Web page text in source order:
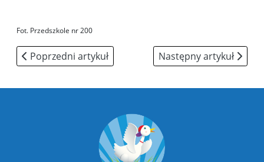
Fot. Przedszkole nr 200
Poprzedni artykuł: Dzień otwarty
Poprzedni artykuł Następny artykuł:
Następny artykuł